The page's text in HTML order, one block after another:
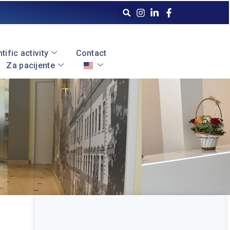
activity
Contact
Za pacijente